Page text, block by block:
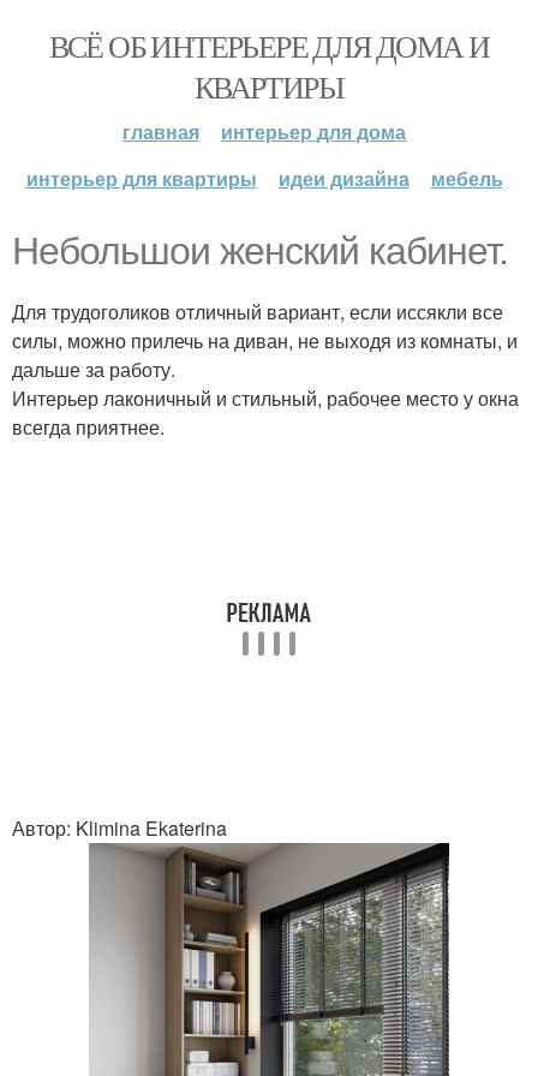
ВСЁ ОБ ИНТЕРЬЕРЕ ДЛЯ ДОМА И
КВАРТИРЫ
главная
интерьер для дома
интерьер для квартиры
идеи дизайна мебель
Небольшои женский кабинет.
Для трудоголиков отличный вариант, если иссякли все
силы, можно прилечь на диван, не выходя из комнаты, и
дальше за работу.
Интерьер лаконичный и стильный, рабочее место у окна
всегда приятнее.
Автор: Klimina Ekaterina